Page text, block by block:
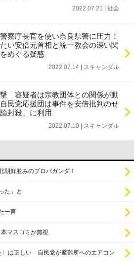
2022.07.21 | 社会
察庁長官を使い奈良県警に圧力！
い安倍元首相と統一教会の深い関
めぐる疑惑
2022.07.14 | スキャンダル
容疑者は宗教団体との関係が動
民党応援団は事件を安倍批判のせ
封殺」に利用
2022.07.10 | スキャンダル
朝鮮並みのプロパガンダ！
た」と
一言
マスコミが無視
〉は正しい 自民党が避難所へのエアコン